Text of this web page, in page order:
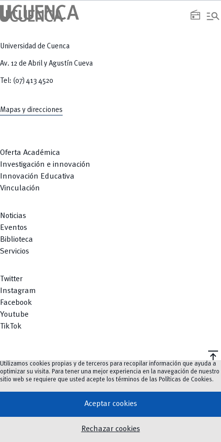
radio manage_search
Universidad de Cuenca
Av. 12 de Abril y Agustín Cueva
Tel: (07) 413 4520
Mapas y direcciones
Oferta Académica
Investigación e innovación
Innovación Educativa
Vinculación
Noticias
Eventos
Biblioteca
Servicios
Twitter
Instagram
Facebook
Youtube
TikTok
vertical_align_top
©2023-2026UCuenca.
Utilizamos cookies propias y de terceros para recopilar información que ayuda a
optimizar su visita. Para tener una mejor experiencia en la navegación de nuestro
sitio web se requiere que usted acepte los términos de las Políticas de Cookies.
Aceptar cookies
Rechazar cookies